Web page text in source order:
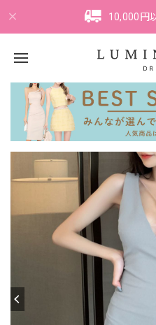
10,000円